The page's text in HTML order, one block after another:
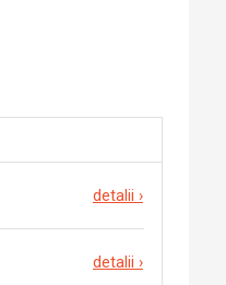
detalii ›
detalii ›